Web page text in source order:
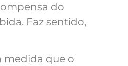
do
Faz sentido,
medida que o